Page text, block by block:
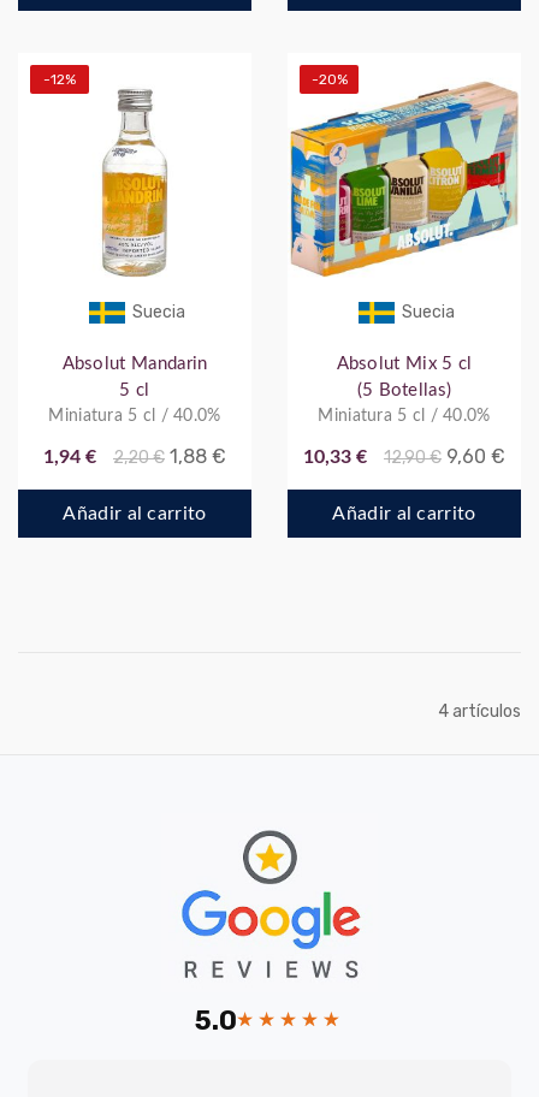
Suecia
-12%
Absolut Mandarin
5 cl
Miniatura 5 cl / 40.0%
1,94 € 2,20 € 1,88 €
Añadir al carrito
Suecia
-20%
Absolut Mix 5 cl
(5 Botellas)
Miniatura 5 cl / 40.0%
10,33 € 12,90 € 9,60 €
Añadir al carrito
4artículos
5.0